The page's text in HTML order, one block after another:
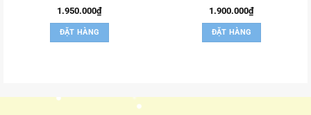
1.950.000₫
ĐẶT HÀNG
1.900.000₫
ĐẶT HÀNG